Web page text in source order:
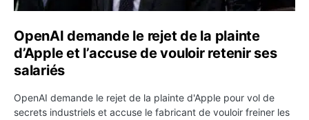
OpenAI demande le rejet de la plainte
d’Apple et l’accuse de vouloir retenir ses
salariés
OpenAI demande le rejet de la plainte d'Apple pour vol de
secrets industriels et accuse le fabricant de vouloir freiner les